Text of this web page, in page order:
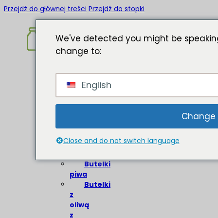
Przejdź do głównej treści Przejdź do stopki
Strona
główna
O
Butelki
Butelki
piwa
Butelki
z
oliwą
z
We've detected you might be
change to:
English
Close and do not switch language